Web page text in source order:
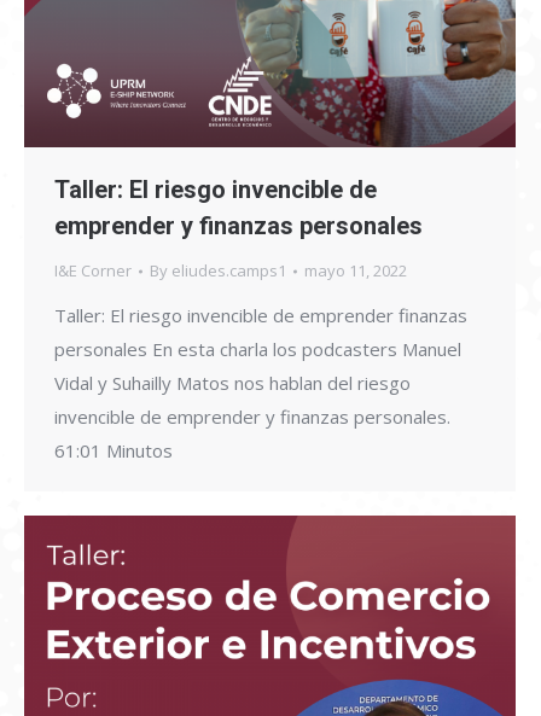
Taller: El riesgo invencible de
emprender y finanzas personales
I&E Corner By eliudes.camps1 mayo 11, 2022
Taller: El riesgo invencible de emprender finanzas
personales En esta charla los podcasters Manuel
Vidal y Suhailly Matos nos hablan del riesgo
invencible de emprender y finanzas personales.
61:01 Minutos